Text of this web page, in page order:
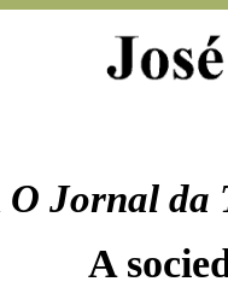
O Jornal da
A